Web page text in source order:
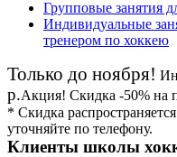
Групповые занятия
Индивидуальные
тренером по хоккею
Только до ноября!
р.Акция! Скидка -50% на
* Скидка
уточняйте по телефону.
Клиенты школы